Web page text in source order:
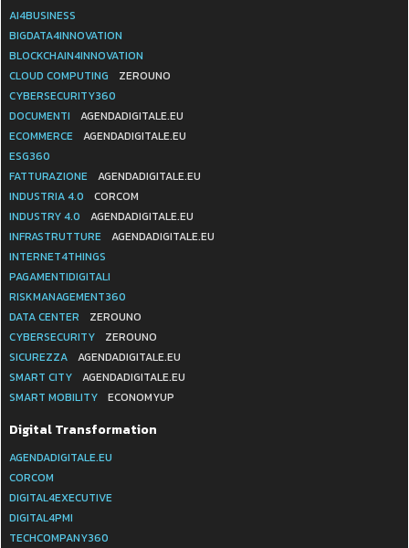
AI4BUSINESS
BIGDATA4INNOVATION
BLOCKCHAIN4INNOVATION
CLOUD COMPUTING
ZEROUNO
CYBERSECURITY360
DOCUMENTI
AGENDADIGITALE.EU
ECOMMERCE
AGENDADIGITALE.EU
ESG360
FATTURAZIONE
AGENDADIGITALE.EU
INDUSTRIA 4.0
CORCOM
INDUSTRY 4.0
AGENDADIGITALE.EU
INFRASTRUTTURE
AGENDADIGITALE.EU
INTERNET4THINGS
PAGAMENTIDIGITALI
RISKMANAGEMENT360
DATA CENTER
ZEROUNO
CYBERSECURITY
ZEROUNO
SICUREZZA
AGENDADIGITALE.EU
SMART CITY
AGENDADIGITALE.EU
SMART MOBILITY
ECONOMYUP
Digital Transformation
AGENDADIGITALE.EU
CORCOM
DIGITAL4EXECUTIVE
DIGITAL4PMI
TECHCOMPANY360